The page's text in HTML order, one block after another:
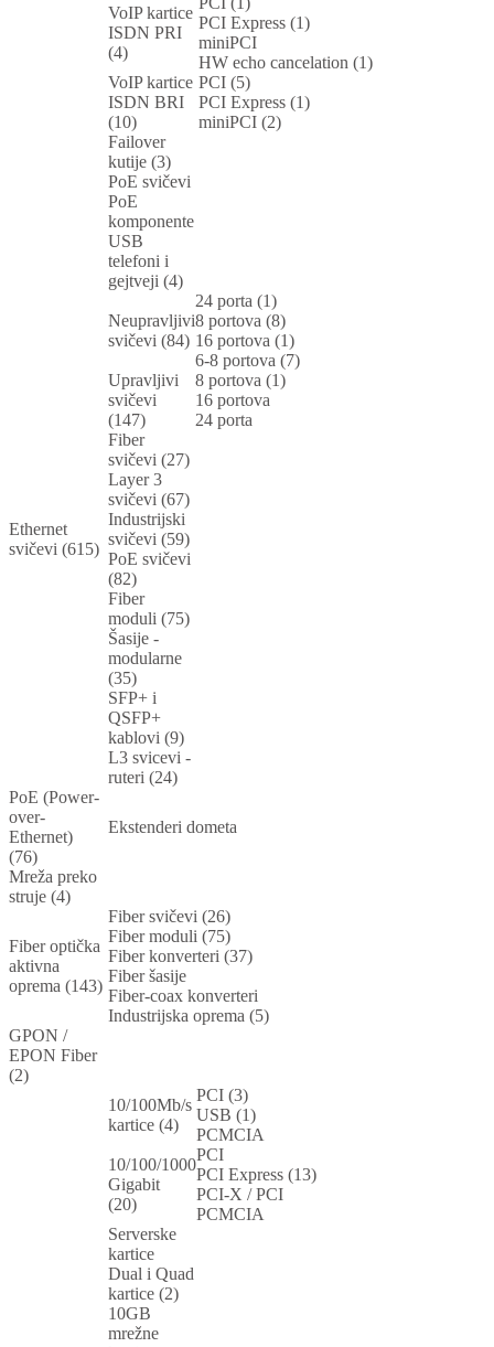
VoIP kartice
ISDN PRI
(4)
PCI Express (1)
miniPCI
HW echo cancelation (1)
VoIP kartice
ISDN BRI
(10)
PCI (5)
PCI Express (1)
miniPCI (2)
Failover
kutije (3)
PoE svičevi
PoE
komponente
USB
telefoni i
gejtveji (4)
Ethernet
svičevi (615)
Neupravljivi
svičevi (84)
24 porta (1)
8 portova (8)
16 portova (1)
6-8 portova (7)
Upravljivi
svičevi
(147)
8 portova (1)
16 portova
24 porta
Fiber
svičevi (27)
Layer 3
svičevi (67)
Industrijski
svičevi (59)
PoE svičevi
(82)
Fiber
moduli (75)
Šasije -
modularne
(35)
SFP+ i
QSFP+
kablovi (9)
L3 svicevi -
ruteri (24)
PoE (Power-
over-
Ethernet)
(76)
Ekstenderi dometa
Mreža preko
struje (4)
Fiber optička
aktivna
oprema (143)
Fiber svičevi (26)
Fiber moduli (75)
Fiber konverteri (37)
Fiber šasije
Fiber-coax konverteri
Industrijska oprema (5)
GPON /
EPON Fiber
(2)
10/100Mb/s
kartice (4)
PCI (3)
USB (1)
PCMCIA
10/100/1000
Gigabit
(20)
PCI
PCI Express (13)
PCI-X / PCI
PCMCIA
Serverske
kartice
Dual i Quad
kartice (2)
10GB
mrežne